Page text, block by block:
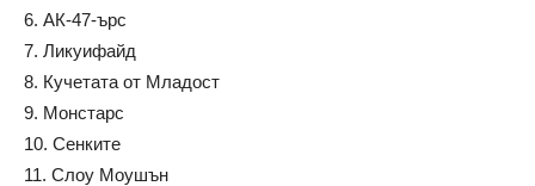
6. АК-47-ърс
7. Ликуифайд
8. Кучетата от Младост
9. Монстарс
10. Сенките
11. Слоу Моушън